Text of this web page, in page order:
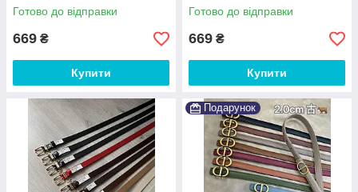
Готово до відправки
669 ₴
Купити
Готово до відправки
669 ₴
Купити
Подарунок